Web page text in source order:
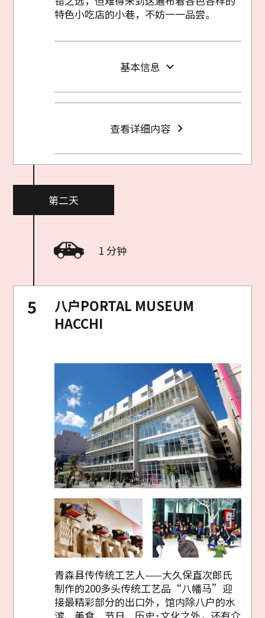
特色小吃店的小巷，不妨一一品尝。
基本信息
查看详细内容
第二天
1 分钟
八户PORTAL MUSEUM
HACCHI
青森县传传统工艺人——大久保直次郎氏
制作的200多头传统工艺品“八幡马”迎
接最精彩部分的出口外，馆内除八户的水